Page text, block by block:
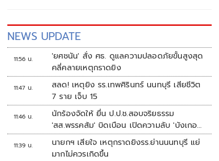
NEWS UPDATE
11:56 น.
'ยศชนัน' สั่ง ศธ. ดูแลความปลอดภัยขั้นสูงสุด
คลี่คลายเหตุกราดยิง
11:47 น.
สลด! เหตุยิง รร.เทพศิรินทร์ นนทบุรี เสียชีวิต
7 ราย เจ็บ 15
11:46 น.
นักร้องจัดให้ ยื่น ป.ป.ช.สอบจริยธรรม
'สส.พรรคส้ม' บิดเบือน เปิดความลับ 'บังเกอร์
ทหาร'
11:39 น.
นายกฯ เสียใจ เหตุกราดยิงรร.ย่านนนทบุรี แย่
มากไม่ควรเกิดขึ้น